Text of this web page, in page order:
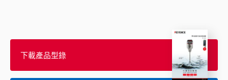
下載產品型錄